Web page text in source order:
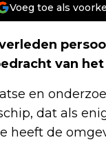
Voeg toe als
van
en
dat als
heeft de